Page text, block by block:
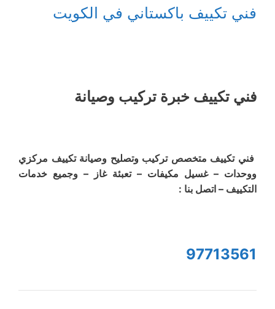
فني تكييف باكستاني في الكويت
فني تكييف خبرة تركيب وصيانة
فني تكييف متخصص تركيب وتصليح وصيانة تكييف مركزي
ووحدات – غسيل مكيفات – تعبئة غاز – وجميع خدمات
التكييف – اتصل بنا :
97713561